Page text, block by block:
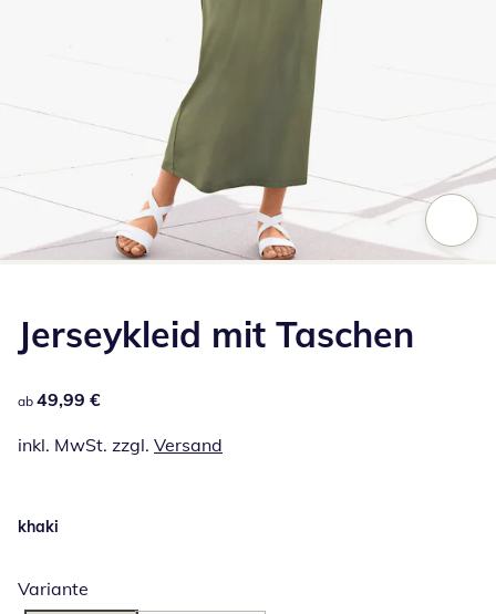
Jerseykleid mit Taschen
49,99 €
ab 49,99 €
inkl. MwSt. zzgl. Versand
khaki
Variante